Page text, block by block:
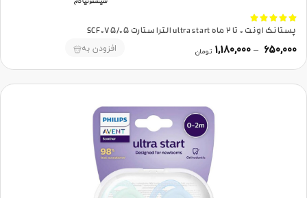





پستانک اونت 0 تا 2 ماه ultra start الترا ستارت SCF075/05
650,000
–
1,180,000 تومان افزودن به